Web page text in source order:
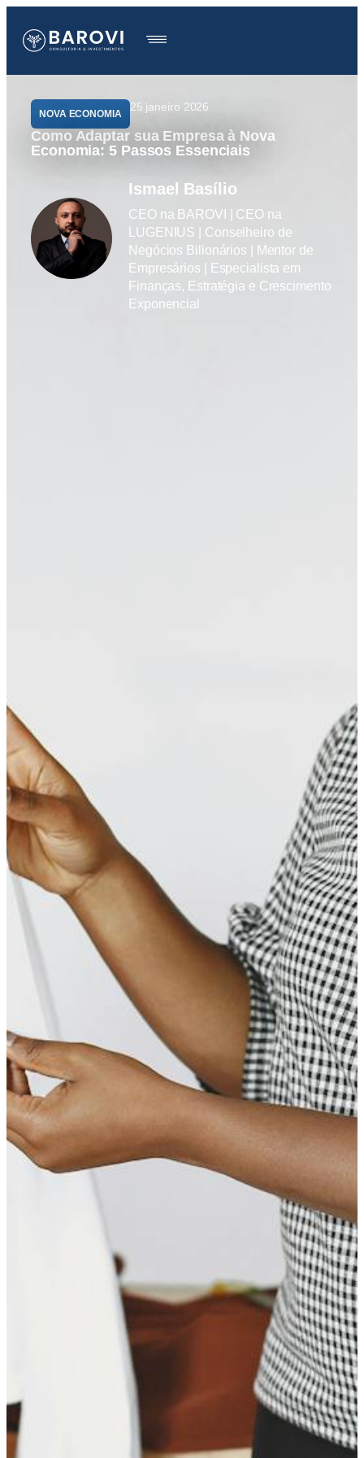
NOVA ECONOMIA
25 janeiro 2026
Como Adaptar sua Empresa à Nova
Economia: 5 Passos Essenciais
Ismael Basílio
CEO na BAROVI | CEO na
LUGENIUS | Conselheiro de
Negócios Bilionários | Mentor de
Empresários | Especialista em
Finanças, Estratégia e Crescimento
Exponencial